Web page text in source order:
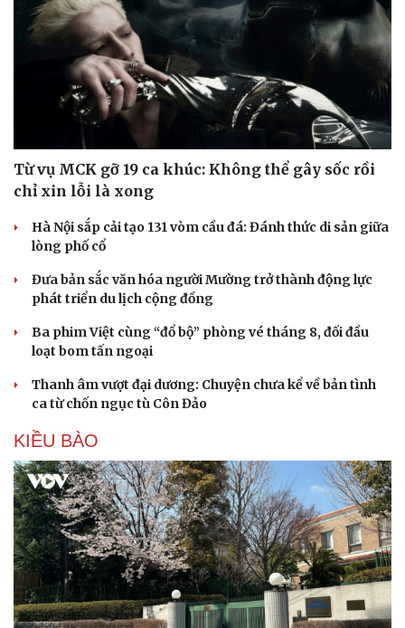
Du lịch
Săn Tour
check-in
Cửa sổ tình yêu
Kể chuyện cho bé
Hạt giống tâm hồn
Từ vụ MCK gỡ 19 ca khúc: Không thể gây sốc rồi
chỉ xin lỗi là xong
Hà Nội sắp cải tạo 131 vòm cầu đá: Đánh thức di sản giữa
lòng phố cổ
Đưa bản sắc văn hóa người Mường trở thành động lực
phát triển du lịch cộng đồng
Ba phim Việt cùng “đổ bộ” phòng vé tháng 8, đối đầu
loạt bom tấn ngoại
Thanh âm vượt đại dương: Chuyện chưa kể về bản tình
ca từ chốn ngục tù Côn Đảo
KIỀU BÀO